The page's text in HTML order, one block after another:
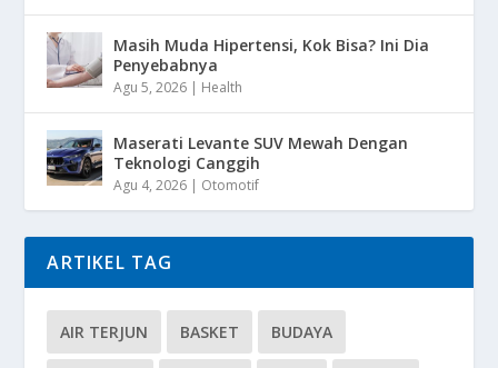
Masih Muda Hipertensi, Kok Bisa? Ini Dia
Penyebabnya
Agu 5, 2026 | Health
Maserati Levante SUV Mewah Dengan
Teknologi Canggih
Agu 4, 2026 | Otomotif
ARTIKEL TAG
AIR TERJUN BASKET BUDAYA